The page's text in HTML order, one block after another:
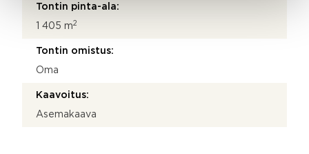
Tontin pinta-ala:
1 405 m2
Tontin omistus:
Oma
Kaavoitus:
Asemakaava